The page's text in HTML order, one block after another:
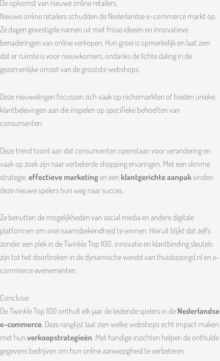
De opkomst van nieuwe online retailers
Nieuwe online retailers schudden de Nederlandse e-commerce markt op.
Ze dagen gevestigde namen uit met frisse ideeën en innovatieve
benaderingen van online verkopen. Hun groei is opmerkelijk en laat zien
dat er ruimte is voor nieuwkomers, ondanks de lichte daling in de
gezamenlijke omzet van de grootste webshops.
Deze nieuwelingen focussen zich vaak op nichemarkten of bieden unieke
klantbelevingen aan die inspelen op specifieke behoeften van
consumenten.
Deze trend toont aan dat consumenten openstaan voor verandering en
vaak op zoek zijn naar verbeterde shopping ervaringen. Met een slimme
strategie, effectieve marketingen een klantgerichte aanpakvinden
deze nieuwe spelers hun weg naar succes.
Ze benutten de mogelijkheden van social media en andere digitale
platformen om snel naamsbekendheid te winnen. Hieruit blijkt dat zelfs
zonder een plek in de Twinkle Top 100, innovatie en klantbinding sleutels
zijn tot het doorbreken in de dynamische wereld van thuisbezorgd.nl en e-
commerce evenementen.
Conclusie
De Twinkle Top 100 onthult elk jaar de leidende spelers in deNederlandse
e-commerce . Deze ranglijst laat zien welke webshops echt impact maken
met hunverkoopstrategieën . Met handige inzichten helpen de onthulde
gegevens bedrijven om hun online aanwezigheid te verbeteren.